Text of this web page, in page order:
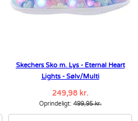
Skechers Sko m. Lys - Eternal Heart
Lights - Sølv/Multi
249,98 kr.
Oprindeligt:499,95 kr.